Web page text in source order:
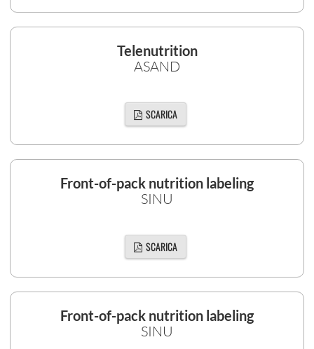
Telenutrition
ASAND
SCARICA
Front-of-pack nutrition labeling
SINU
SCARICA
Front-of-pack nutrition labeling
SINU